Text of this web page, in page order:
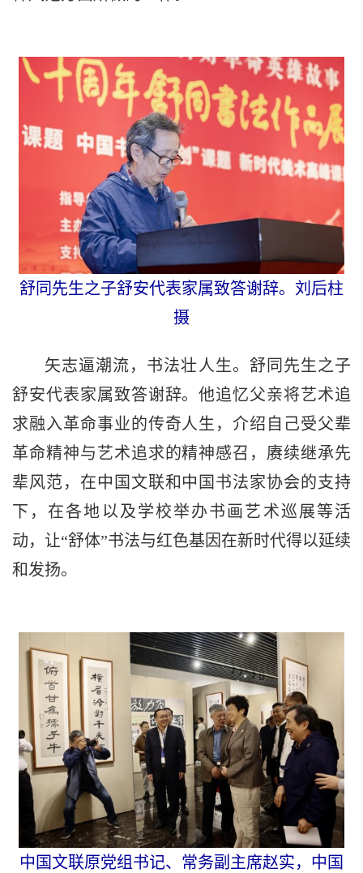
舒同先生之子舒安代表家属致答谢辞。刘后柱
摄
矢志逼潮流，书法壮人生。舒同先生之子
舒安代表家属致答谢辞。他追忆父亲将艺术追
求融入革命事业的传奇人生，介绍自己受父辈
革命精神与艺术追求的精神感召，赓续继承先
辈风范，在中国文联和中国书法家协会的支持
下，在各地以及学校举办书画艺术巡展等活
动，让“舒体”书法与红色基因在新时代得以延续
和发扬。
中国文联原党组书记、常务副主席赵实，中国